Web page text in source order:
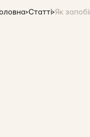
>Статті>Як